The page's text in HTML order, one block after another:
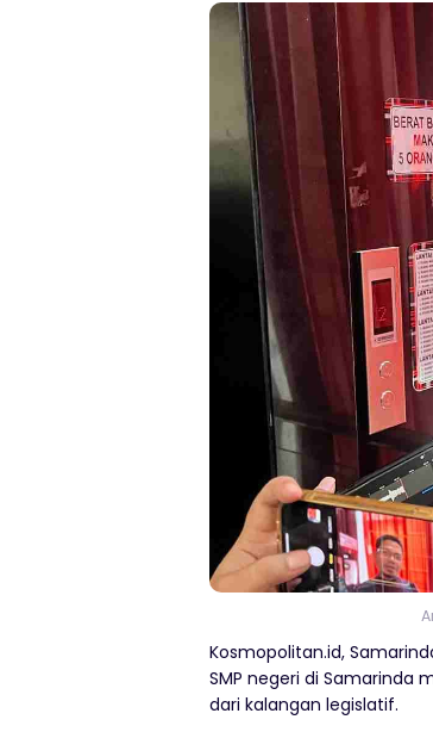
Kosmopolitan.id,
SMP negeri di Samarinda
dari kalangan legislatif.